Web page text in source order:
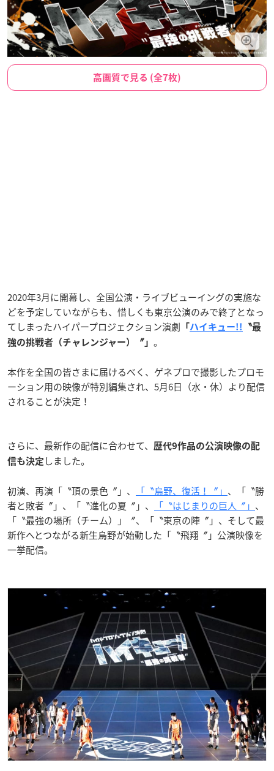
高画質で見る (全7枚)
2020年3月に開幕し、全国公演・ライブビューイングの実施な
どを予定していながらも、惜しくも東京公演のみで終了となっ
てしまったハイパープロジェクション演劇 「ハイキュー!!
〝最
強の挑戦者（チャレンジャー）〞」 。
本作を全国の皆さまに届けるべく、ゲネプロで撮影したプロモ
ーション用の映像が特別編集され、5月6日（水・休）より配信
されることが決定！
さらに、最新作の配信に合わせて、
歴代9作品の公演映像の配
信も決定 しました。
初演、再演「〝頂の景色〞」、 「〝烏野、復活！〞」 、「〝勝
者と敗者〞」、「〝進化の夏〞」、
「〝はじまりの巨人〞」 、
「〝最強の場所（チーム）」〞、「〝東京の陣〞」、そして最
新作へとつながる新生烏野が始動した「〝飛翔〞」公演映像を
一挙配信。